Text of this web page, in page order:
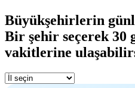
Büyükşehirlerin
Bir şehir seçerek 30
vakitlerine